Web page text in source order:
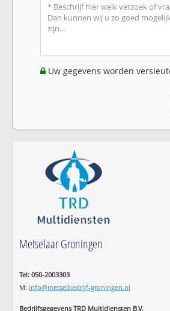
Uw gegevens worden
Metselaar Groningen
Tel: 050-2003303
M: info@metselbedrijf-groningen.nl
Bedrijfsgegevens TRD Multidiensten B.V.